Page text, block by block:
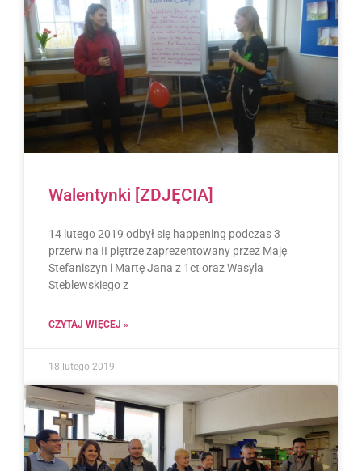
Walentynki [ZDJĘCIA]
14 lutego 2019 odbył się happening podczas 3
przerw na II piętrze zaprezentowany przez Maję
Stefaniszyn i Martę Jana z 1ct oraz Wasyla
Steblewskiego z
CZYTAJ WIĘCEJ »
18 lutego 2019